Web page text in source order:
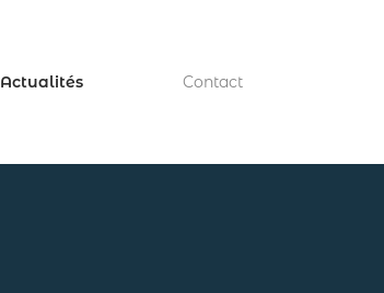
Actualités Contact